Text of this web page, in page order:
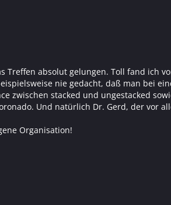
absolut gelungen. Toll fand ich
nie gedacht, daß man bei
zwischen stacked und ungestacked
Und natürlich Dr. Gerd, der vor
Organisation!